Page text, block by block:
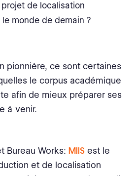
de localisation
monde de demain ?
pionnière, ce sont certaines
le corpus académique
afin de mieux préparer ses
à venir.
Bureau Works: MIIS est le
et de localisation